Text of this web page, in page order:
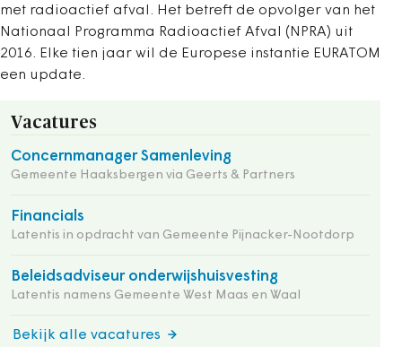
met radioactief afval. Het betreft de opvolger van het
Nationaal Programma Radioactief Afval (NPRA) uit
2016. Elke tien jaar wil de Europese instantie EURATOM
een update.
Vacatures
Concernmanager Samenleving
Gemeente Haaksbergen via Geerts & Partners
Financials
Latentis in opdracht van Gemeente Pijnacker-Nootdorp
Beleidsadviseur onderwijshuisvesting
Latentis namens Gemeente West Maas en Waal
Bekijk alle vacatures